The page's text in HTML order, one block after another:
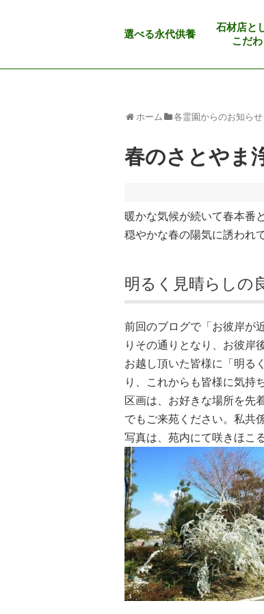
選べる永代供養
石材店と
こだわ
ホーム 各霊園からのお知らせ
春のさとやま
暖かな気候が続いて春本番
穏やかな春の陽気に誘われ
明るく見晴らしの
前回のブログで「お彼岸が
りその通りとなり、お彼岸
お越し頂いた皆様に「明る
り、これからも皆様に気持
区画は、お好きな場所を先
でもご来苑ください。私共
写真は、苑内にて咲きほこ